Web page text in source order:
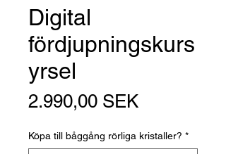
Digital
fördjupningskurs
yrsel
2.990,00 SEKPreis
Köpa till båggång rörliga kristaller? *